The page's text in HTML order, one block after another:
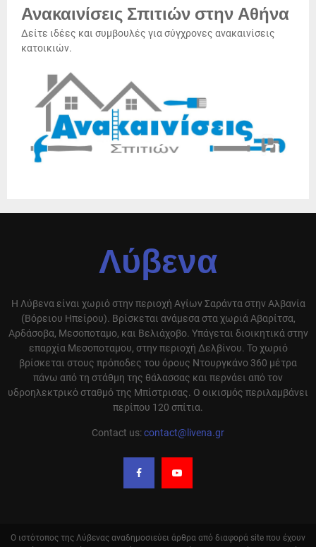
Ανακαινίσεις Σπιτιών στην Αθήνα
Δείτε ιδέες και συμβουλές για σύγχρονες ανακαινίσεις
κατοικιών.
Λύβενα
Η Λύβενα είναι χωριό στην περιοχή Αγίων Σαράντα στην Αλβανία
(Βόρειου Ηπείρου). Βρίσκεται ανάμεσα στα χωριά Αβαρίτσα,
Αρδάσοβα, Μεσοποταμο, και Βελιάχοβο. Υπάγεται διοικητικά στην
επαρχία Μεσοποταμου, στην περιοχή Δελβίνου. Το χωριό
βρίσκεται στους πρόποδες του όρους Ντουργκάνο 360 μέτρα
πάνω από τη στάθμη της θάλασσας και περνάει από τον
υδροηλεκτρικό σταθμό της Μπίστρισας. Ο οικισμός περιλαμβάνει
περίπου 120 σπίτια.
Contact us:contact@livena.gr
Ο ιστότοπος της Λύβενας αναδημοσιεύει άρθρα από διαφορά site που έχουν